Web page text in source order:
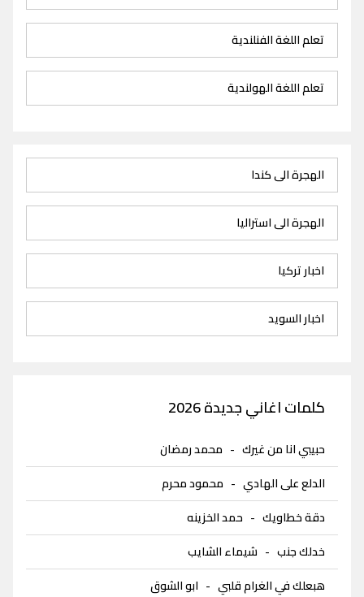
تعلم اللغة الفنلندية
تعلم اللغة الهولندية
الهجرة الى كندا
الهجرة الى استراليا
اخبار تركيا
اخبار السويد
كلمات اغاني جديدة 2026
حبيبي انا من غيرك - محمد رمضان
الدلع على الهادي - محمود محرم
دقة خطاويك - حمد الخزينه
خدلك جنب - شيماء الشايب
هبعلك في الغرام قلبي - ابو الشوق